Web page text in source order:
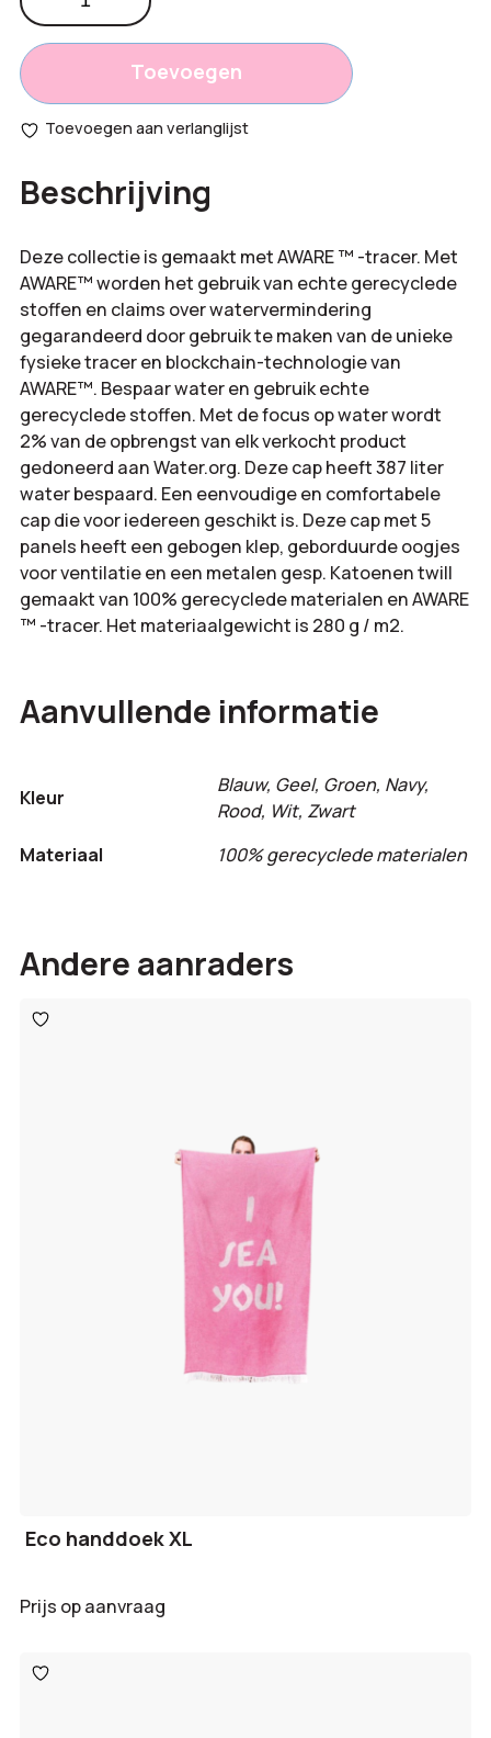
Productprijs:
Totaal
opties:
totaal:
Panel
280gr
recycled
katoenen
cap
aantal
Toevoegen
Toevoegen aan verlanglijst
Beschrijving
Deze collectie is gemaakt met AWARE ™ -tracer. Met
AWARE™ worden het gebruik van echte gerecyclede
stoffen en claims over watervermindering
gegarandeerd door gebruik te maken van de unieke
fysieke tracer en blockchain-technologie van
AWARE™. Bespaar water en gebruik echte
gerecyclede stoffen. Met de focus op water wordt
2% van de opbrengst van elk verkocht product
gedoneerd aan Water.org. Deze cap heeft 387 liter
water bespaard. Een eenvoudige en comfortabele
cap die voor iedereen geschikt is. Deze cap met 5
panels heeft een gebogen klep, geborduurde oogjes
voor ventilatie en een metalen gesp. Katoenen twill
gemaakt van 100% gerecyclede materialen en AWARE
™ -tracer. Het materiaalgewicht is 280 g / m2.
Aanvullende informatie
Kleur
Blauw, Geel, Groen, Navy,
Rood, Wit, Zwart
Materiaal
100% gerecyclede materialen
Andere aanraders
Toevoegen
aan
Eco handdoek XL
Prijs op aanvraag
Toevoegen
aan